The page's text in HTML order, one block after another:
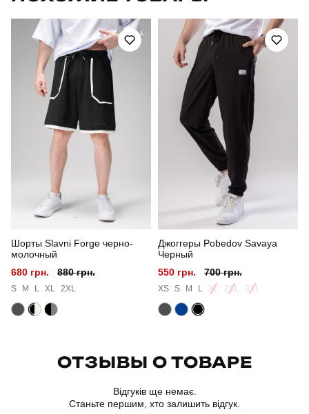
Артикул PNcr1287Sba
Призначення
Склад тканини 95% бавовна, 5% еластан
Країна - виробник
Шорты Slavni Forge черно-
молочный
680 грн.
880 грн.
S M L XL 2XL
Джоггеры Pobedov Savaya
Черный
550 грн.
700 грн.
XS S M L XL 2XL 3XL
ОТЗЫВЫ О ТОВАРЕ
Відгуків ще немає.
Станьте першим, хто залишить відгук.